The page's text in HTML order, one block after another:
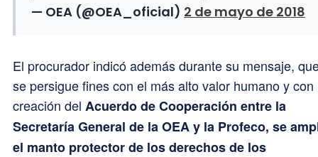
— OEA (@OEA_oficial) 2 de mayo de 2018
El procurador indicó además durante su mensaje,
se persigue fines con el más alto valor humano y con
creación del Acuerdo de Cooperación entre la
Secretaría General de la OEA y la Profeco, se
el manto protector de los derechos de los